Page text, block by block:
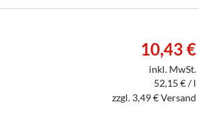
10,43 €
inkl. MwSt.
52,15 € / l
zzgl. 3,49 € Versand